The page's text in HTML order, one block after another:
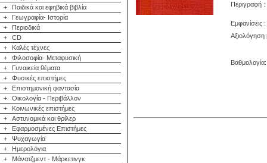
+
Παιδικά και εφηβικά βιβλία
+
Γεωγραφία- Ιστορία
+
Περιοδικά
+
CD
+
Καλές τέχνες
+
Φιλοσοφία- Μεταφυσική
+
Γυναικεία θέματα
+
Φυσικές επιστήμες
+
Επιστημονική φαντασία
+
Οικολογία - Περιβάλλον
+
Κοινωνικές επιστήμες
+
Αστυνομικά και θρίλερ
+
Εφαρμοσμένες Επιστήμες
+
Ψυχαγωγία
+
Ημερολόγια
+
Μάνατζμεντ - Μάρκετινγκ
Περιγραφή :
Εμφανίσεις
Αξιολόγηση